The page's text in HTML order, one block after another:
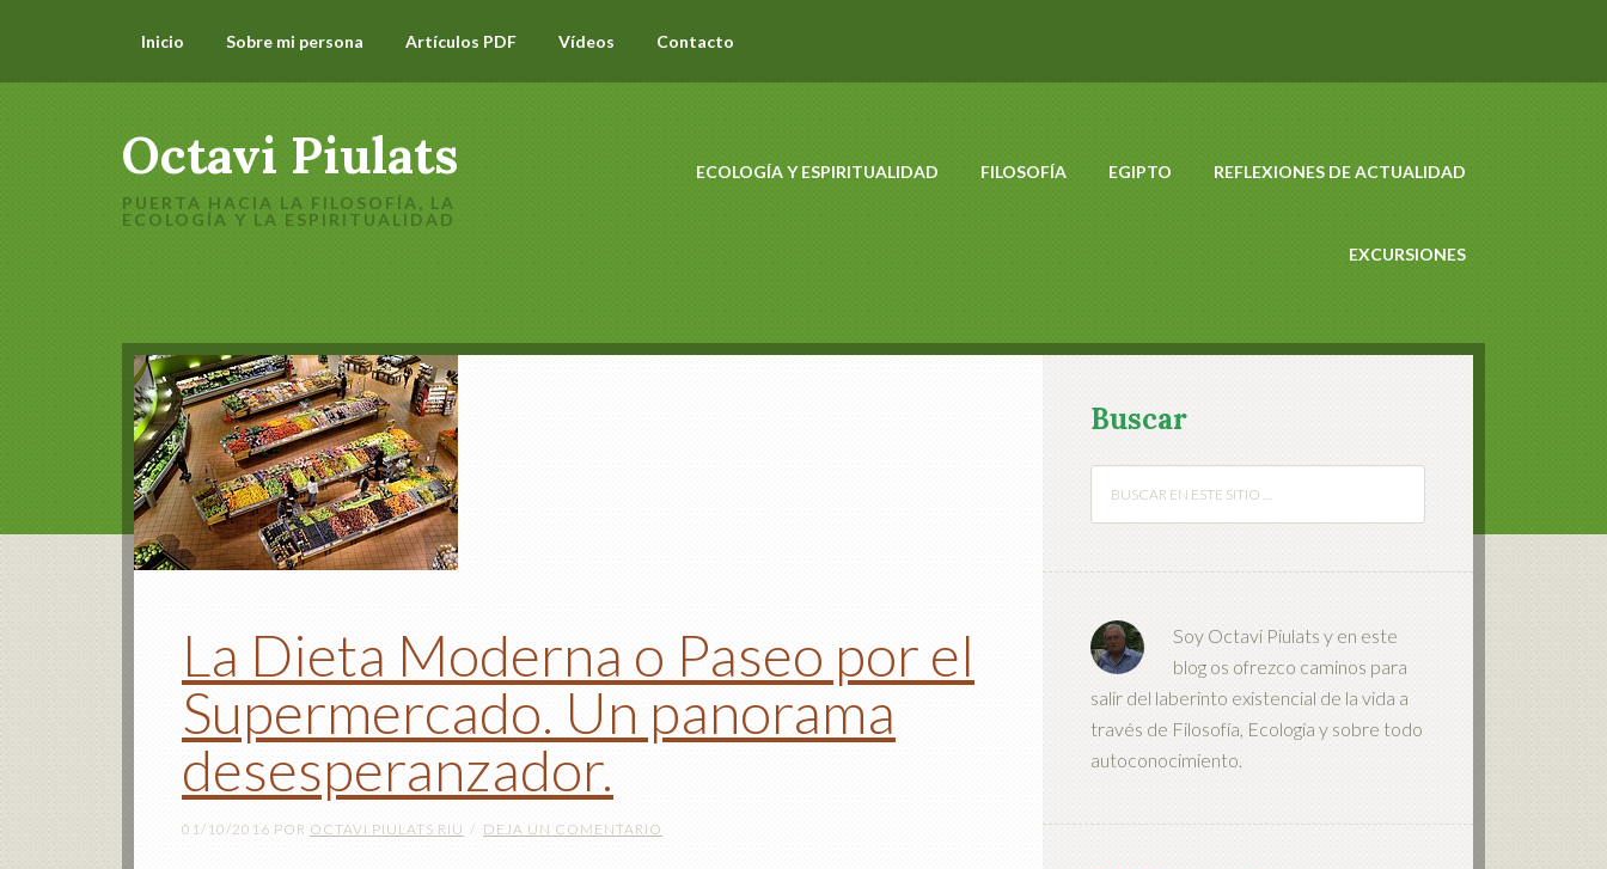
Inicio Sobre mi persona Artículos PDF Vídeos Contacto
Octavi Piulats
PUERTA HACIA LA FILOSOFÍA, LA
ECOLOGÍA Y LA ESPIRITUALIDAD
ECOLOGÍA Y ESPIRITUALIDAD FILOSOFÍA EGIPTO REFLEXIONES DE ACTUALIDAD
EXCURSIONES
La Dieta Moderna o Paseo por el
Supermercado. Un panorama
desesperanzador.
01/10/2016 POR OCTAVI PIULATS RIU DEJA UN COMENTARIO
Buscar
Soy Octavi Piulats y en este
blog os ofrezco caminos para
salir del laberinto existencial de la vida a
través de Filosofía, Ecología y sobre todo
autoconocimiento.